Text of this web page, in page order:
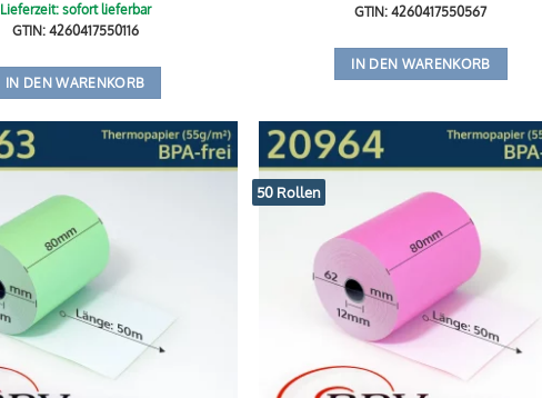
Lieferzeit: sofort lieferbar
GTIN: 4260417550116
IN DEN WARENKORB
GTIN: 4260417550567
IN DEN WARENKORB
50 Rollen